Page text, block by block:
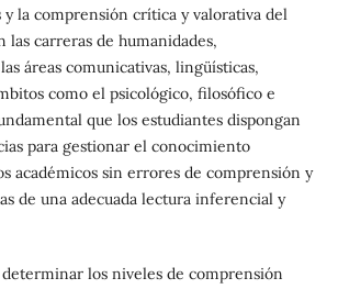
y la comprensión crítica y valorativa del
las carreras de humanidades,
áreas comunicativas, lingüísticas,
como el psicológico, filosófico e
que los estudiantes dispongan
para gestionar el conocimiento
académicos sin errores de comprensión y
de una adecuada lectura inferencial y
los niveles de comprensión